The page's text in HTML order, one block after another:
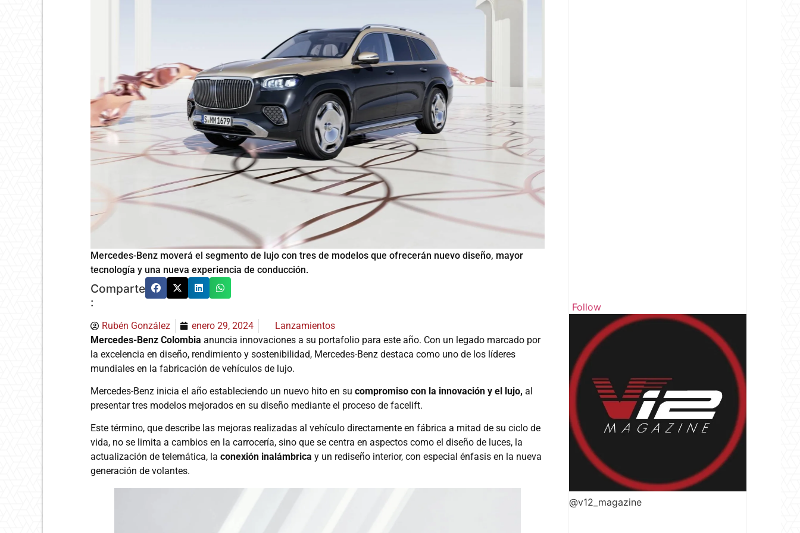
Mercedes-Benz moverá el segmento de lujo con tres de modelos que ofrecerán nuevo diseño, mayor
tecnología y una nueva experiencia de conducción.
Comparte
:
Rubén González enero 29, 2024
Lanzamientos
Mercedes-Benz Colombia anuncia innovaciones a su portafolio para este año. Con un legado marcado por
la excelencia en diseño, rendimiento y sostenibilidad, Mercedes-Benz destaca como uno de los líderes
mundiales en la fabricación de vehículos de lujo.
Mercedes-Benz inicia el año estableciendo un nuevo hito en su compromiso con la innovación y el lujo, al
presentar tres modelos mejorados en su diseño mediante el proceso de facelift.
Este término, que describe las mejoras realizadas al vehículo directamente en fábrica a mitad de su ciclo de
vida, no se limita a cambios en la carrocería, sino que se centra en aspectos como el diseño de luces, la
actualización de telemática, la conexión inalámbrica y un rediseño interior, con especial énfasis en la nueva
generación de volantes.
Follow
@v12_magazine